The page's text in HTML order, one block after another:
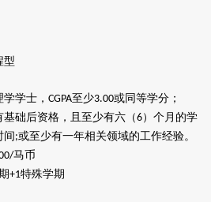
型
学学士， CGPA至少3.00或同等学分 ；
基础后资格，且至少有六（6）个月的学
间 ;或至少有一年相关领域的工作经验。
马币
+1特殊学期